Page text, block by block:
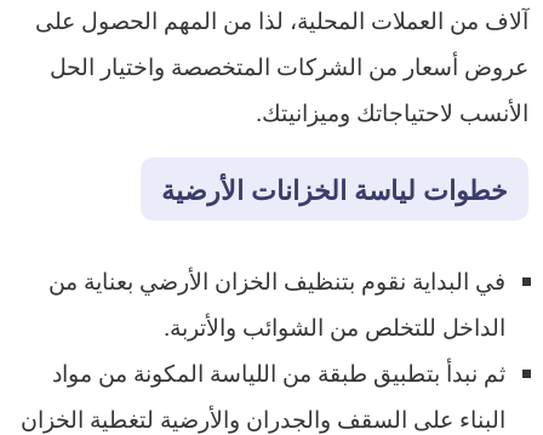
آلاف من العملات المحلية، لذا من المهم الحصول على
عروض أسعار من الشركات المتخصصة واختيار الحل
الأنسب لاحتياجاتك وميزانيتك.
خطوات لياسة الخزانات الأرضية
في البداية نقوم بتنظيف الخزان الأرضي بعناية من
الداخل للتخلص من الشوائب والأتربة.
ثم نبدأ بتطبيق طبقة من اللياسة المكونة من مواد
البناء على السقف والجدران والأرضية لتغطية الخزان